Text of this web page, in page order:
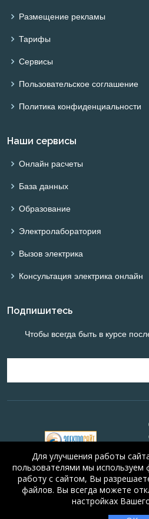
Размещение рекламы
Тарифы
Сервисы
Пользовательское соглашение
Политика конфиденциальности
Наши сервисы
Онлайн расчеты
База данных
Образование
Электролаборатория
Вызов электрика
Консультация электрика онлайн
Подпишитесь
Чтобы всегда быть в курсе
Для улучшения работы
пользователями мы
работу с сайтом, Вы
файлов. Вы всегда можете
настройках